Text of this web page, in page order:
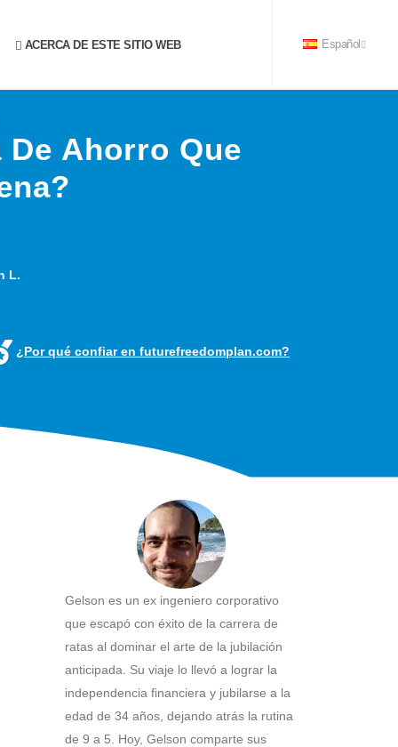
ACERCA DE ESTE SITIO WEB Español
De Ahorro Que
L.
¿Por qué confiar en futurefreedomplan.com?
Gelson es un ex ingeniero corporativo
que escapó con éxito de la carrera de
ratas al dominar el arte de la jubilación
anticipada. Su viaje lo llevó a lograr la
independencia financiera y jubilarse a la
edad de 34 años, dejando atrás la rutina
de 9 a 5. Hoy, Gelson comparte sus